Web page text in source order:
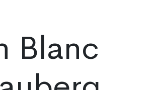
Blanc